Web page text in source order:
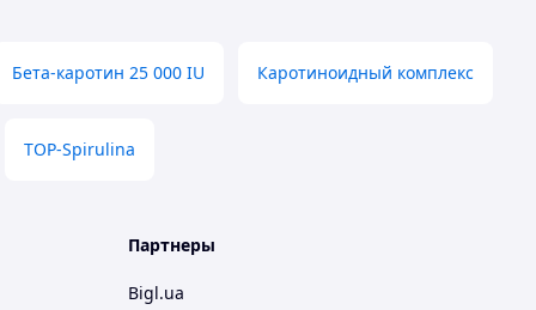
Бета-каротин 25 000 IU Каротиноидный комплекс
TOP-Spirulina
Партнеры
Bigl.ua